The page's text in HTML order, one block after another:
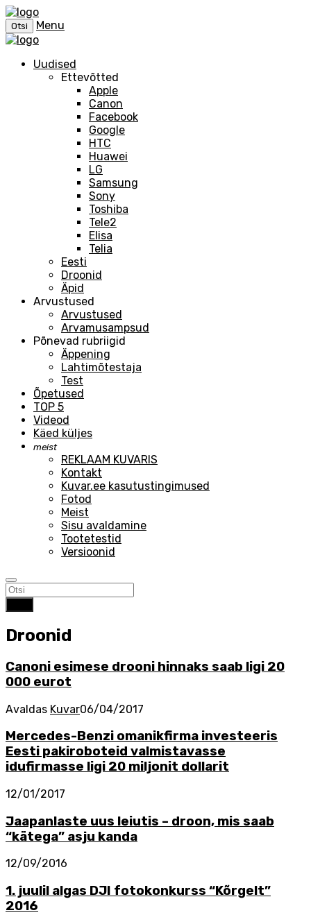
Otsi Menu
Uudised
Ettevõtted
Apple
Canon
Facebook
Google
HTC
Huawei
LG
Samsung
Sony
Toshiba
Tele2
Elisa
Telia
Eesti
Droonid
Äpid
Arvustused
Arvustused
Arvamusampsud
Põnevad rubriigid
Äppening
Lahtimõtestaja
Test
Õpetused
TOP 5
Videod
Käed küljes
meist
REKLAAM KUVARIS
Kontakt
Kuvar.ee kasutustingimused
Fotod
Meist
Sisu avaldamine
Tootetestid
Versioonid
Droonid
Canoni esimese drooni hinnaks saab ligi 20
000 eurot
Avaldas Kuvar06/04/2017
Mercedes-Benzi omanikfirma investeeris
Eesti pakiroboteid valmistavasse
idufirmasse ligi 20 miljonit dollarit
12/01/2017
Jaapanlaste uus leiutis – droon, mis saab
“kätega” asju kanda
12/09/2016
1. juulil algas DJI fotokonkurss “Kõrgelt”
2016